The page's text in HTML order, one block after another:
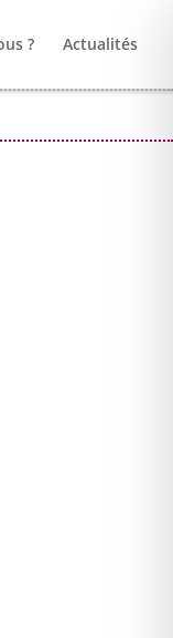
? Actualités